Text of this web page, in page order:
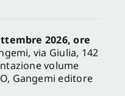
2026, ore
via Giulia, 142
volume
Gangemi editore